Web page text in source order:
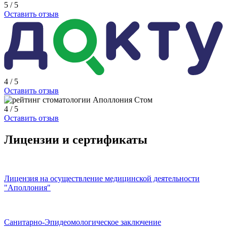
5 / 5
Оставить отзыв
4 / 5
Оставить отзыв
4 / 5
Оставить отзыв
Лицензии и сертификаты
Лицензия на осуществление медицинской деятельности
"Аполлония"
Санитарно-Эпидеомологическое заключение